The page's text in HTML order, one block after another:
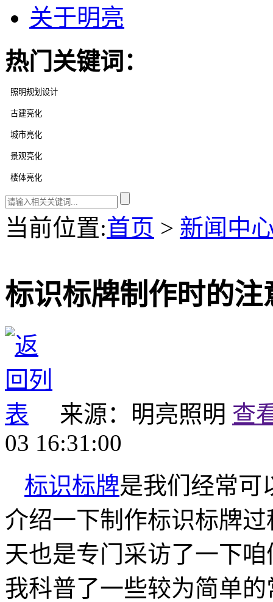
关于明亮
热门关键词：
当前位置:首页 > 新闻中
标识标牌制作时的注
来源：明亮照明 查
03 16:31:00
标识标牌是我们经常可
介绍一下制作标识标牌
天也是专门采访了一下
我科普了一些较为简单的